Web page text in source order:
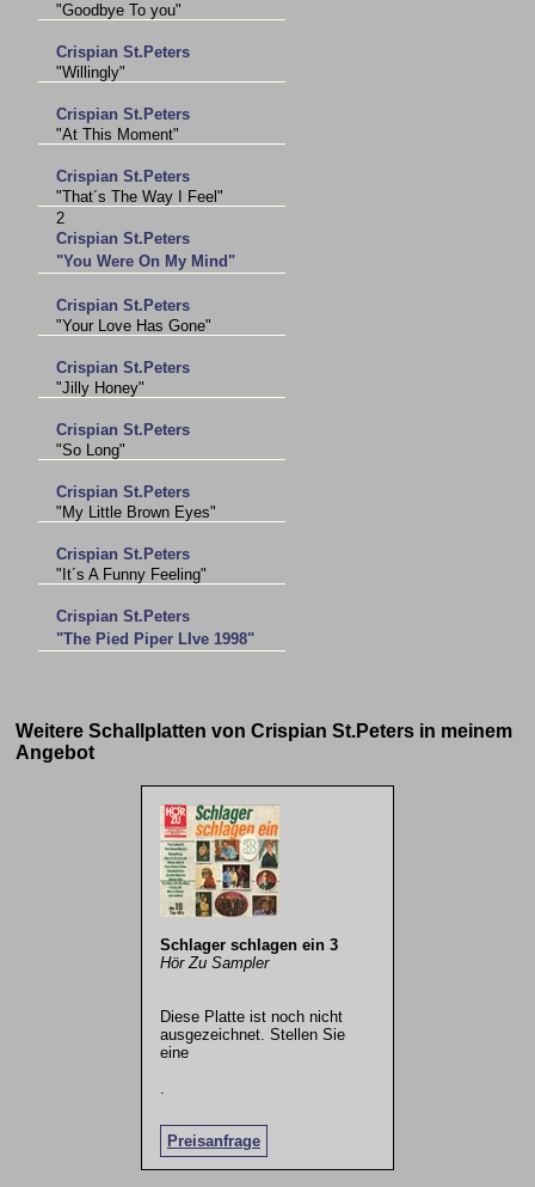
"Goodbye To you"
Crispian St.Peters
"Willingly"
Crispian St.Peters
"At This Moment"
Crispian St.Peters
"That´s The Way I Feel"
2
Crispian St.Peters
"You Were On My Mind"
Crispian St.Peters
"Your Love Has Gone"
Crispian St.Peters
"Jilly Honey"
Crispian St.Peters
"So Long"
Crispian St.Peters
"My Little Brown Eyes"
Crispian St.Peters
"It´s A Funny Feeling"
Crispian St.Peters
"The Pied Piper LIve 1998"
Weitere Schallplatten von Crispian St.Peters in meinem
Angebot
Schlager schlagen ein 3
Hör Zu Sampler
Diese Platte ist noch nicht
ausgezeichnet. Stellen Sie
eine
Preisanfrage